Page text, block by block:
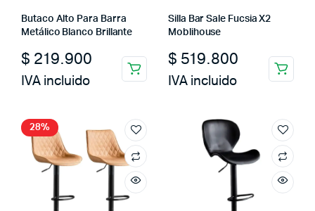
Butaco Alto Para Barra
Metálico Blanco Brillante
$ 219.900
IVA incluido
Silla Bar Sale Fucsia X2
Moblihouse
$ 519.800
IVA incluido
28%